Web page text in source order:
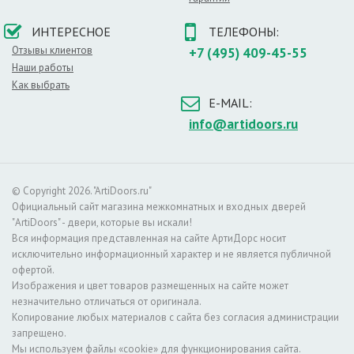
В качестве каркаса используются прочные породы
древесины, внутреннее пространство заполняется
сотовыми элементами. Наружным покрытием
вышеперечисленные достоинства дверей.
Белые двери устанавливаются повсюду. Основной
список помещений, в которых можно установить
двери этого цвета:
– в гостиной комнате,
– душевой,
– современном офисе.
Светлый оттенок хорошо сочетается с более
ИНТЕРЕСНОЕ
Отзывы клиентов
Наши работы
Как выбрать
ТЕЛЕФОНЫ:
+7 (495) 409-45-55
E-MAIL:
info@artidoors.ru
© Copyright 2026. "ArtiDoors.ru"
Официальный сайт магазина межкомнатных и входных дверей
"ArtiDoors" - двери, которые вы искали!
Вся информация представленная на сайте АртиДорс носит
исключительно информационный характер и не является публичной
офертой.
Изображения и цвет товаров размещенных на сайте может
незначительно отличаться от оригинала.
Копирование любых материалов с сайта без согласия администрации
запрещено.
Мы используем файлы «cookie» для функционирования сайта.